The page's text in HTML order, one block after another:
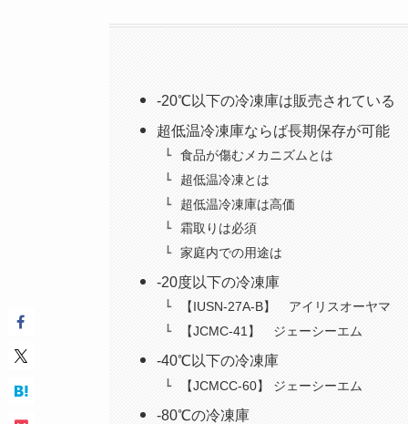
-20℃以下の冷凍庫は販売されている
超低温冷凍庫ならば長期保存が可能
食品が傷むメカニズムとは
超低温冷凍とは
超低温冷凍庫は高価
霜取りは必須
家庭内での用途は
-20度以下の冷凍庫
【IUSN-27A-B】 アイリスオーヤマ
【JCMC-41】 ジェーシーエム
-40℃以下の冷凍庫
【JCMCC-60】 ジェーシーエム
-80℃の冷凍庫